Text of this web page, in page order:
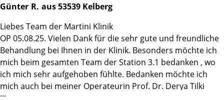
betonen, wie wichtig es ist, sich in eine Spezialklinik zu
begeben, die genau auf dieses Krankheitsbild fokussiert ist
– das macht einen riesigen Unterschied im gesamten
Behandlungs- und Genesungsverlauf.
Ich fühle mich heute bestens versorgt und kann die
Martini-Klinik uneingeschränkt weiterempfehlen. Vielen
Dank an das gesamte Team!
histologischen Befund, der mich mit großer Gelassenheit in
Ich bin der Martini-Klinik, Herrn. Prof. Steuber und allen,
wirklich allen Mitarbeitern dankbar, dass sie mich und
meine Ehefrau durch diese schwere Zeit geführt haben,
sehr einfühlsam, immer die nächsten Schritte erklärend
und alle Aussagen und Termine einhaltend. - Das "Martini-
Prinzip" wurde bei mir konsistent eingehalten!
Günter R. aus 53539 Kelberg
Liebes Team der Martini Klinik
OP 05.08.25. Vielen Dank für die sehr gute und freundliche
Behandlung bei Ihnen in der Klinik. Besonders möchte ich
mich beim gesamten Team der Station 3.1 bedanken , wo
ich mich sehr aufgehoben fühlte. Bedanken möchte ich
mich auch bei meiner Operateurin Prof. Dr. Derya Tilki